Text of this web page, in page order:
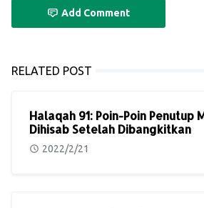
Add Comment
RELATED POST
Halaqah 91: Poin-Poin Penutup
Dihisab Setelah Dibangkitkan
2022/2/21